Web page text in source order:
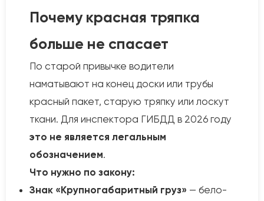
Почему красная тряпка
больше не спасает
По старой привычке водители
наматывают на конец доски или трубы
красный пакет, старую тряпку или лоскут
ткани. Для инспектора ГИБДД в 2026 году
это не является легальным
обозначением.
Что нужно по закону:
Знак «Крупногабаритный груз» — бело-